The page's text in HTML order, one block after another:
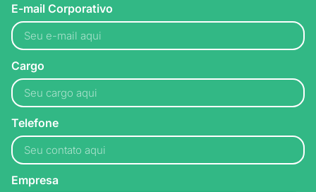
E-mail Corporativo
Cargo
Telefone
Empresa